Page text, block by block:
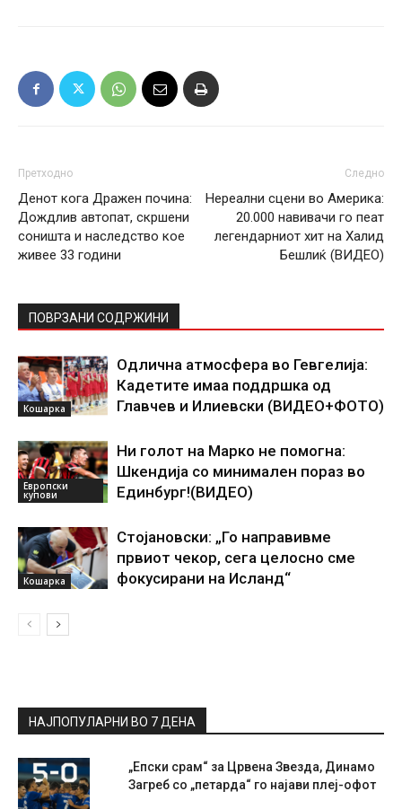
Претходно
Денот кога Дражен почина:
Дождлив автопат, скршени
соништа и наследство кое
живее 33 години
Следно
Нереални сцени во Америка:
20.000 навивачи го пеат
легендарниот хит на Халид
Бешлиќ (ВИДЕО)
ПОВРЗАНИ СОДРЖИНИ
Кошарка
Одлична атмосфера во Гевгелија:
Кадетите имаа поддршка од
Главчев и Илиевски (ВИДЕО+ФОТО)
Европски
купови
Ни голот на Марко не помогна:
Шкендија со минимален пораз во
Единбург!(ВИДЕО)
Кошарка
Стојановски: „Го направивме
првиот чекор, сега целосно сме
фокусирани на Исланд“
НАЈПОПУЛАРНИ ВО 7 ДЕНА
„Епски срам“ за Црвена Звезда, Динамо
Загреб со „петарда“ го најави плеј-офот